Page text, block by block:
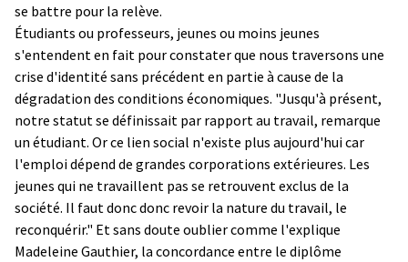
se battre pour la relève.
Étudiants ou professeurs, jeunes ou moins jeunes
s'entendent en fait pour constater que nous traversons une
crise d'identité sans précédent en partie à cause de la
dégradation des conditions économiques. "Jusqu'à présent,
notre statut se définissait par rapport au travail, remarque
un étudiant. Or ce lien social n'existe plus aujourd'hui car
l'emploi dépend de grandes corporations extérieures. Les
jeunes qui ne travaillent pas se retrouvent exclus de la
société. Il faut donc donc revoir la nature du travail, le
reconquérir." Et sans doute oublier comme l'explique
Madeleine Gauthier, la concordance entre le diplôme